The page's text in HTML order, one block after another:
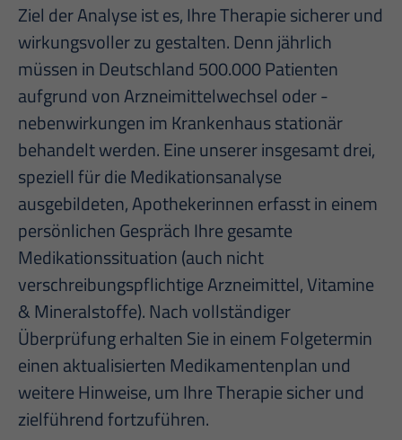
Ziel der Analyse ist es, Ihre Therapie sicherer und
wirkungsvoller zu gestalten. Denn jährlich
müssen in Deutschland 500.000 Patienten
aufgrund von Arzneimittelwechsel oder -
nebenwirkungen im Krankenhaus stationär
behandelt werden. Eine unserer insgesamt drei,
speziell für die Medikationsanalyse
ausgebildeten, Apothekerinnen erfasst in einem
persönlichen Gespräch Ihre gesamte
Medikationssituation (auch nicht
verschreibungspflichtige Arzneimittel, Vitamine
& Mineralstoffe). Nach vollständiger
Überprüfung erhalten Sie in einem Folgetermin
einen aktualisierten Medikamentenplan und
weitere Hinweise, um Ihre Therapie sicher und
zielführend fortzuführen.